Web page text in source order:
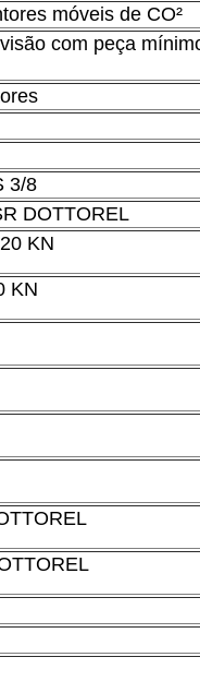
móveis de CO²
com peça
3/8
DOTTOREL
KN
KN